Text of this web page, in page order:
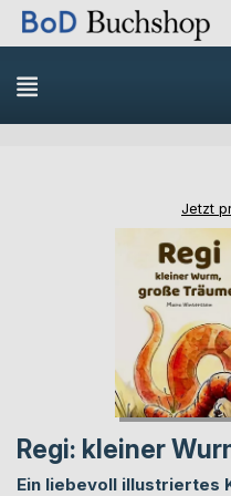
Direkt
zum
Inhalt
Jetzt
Regi: kleiner
Ein liebevoll illustriertes